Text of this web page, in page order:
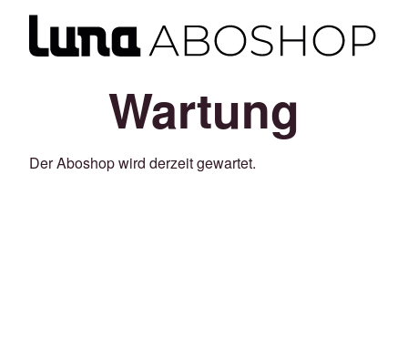
Wartung
Der Aboshop wird derzeit gewartet.